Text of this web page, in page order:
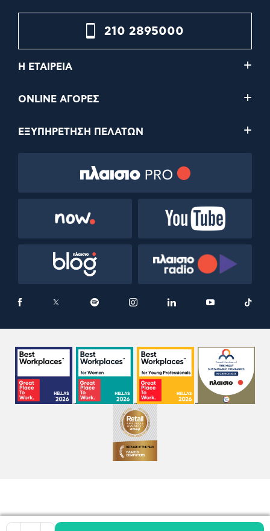
210 2895000
Η ΕΤΑΙΡΕΙΑ
ONLINE ΑΓΟΡΕΣ
ΕΞΥΠΗΡΕΤΗΣΗ ΠΕΛΑΤΩΝ